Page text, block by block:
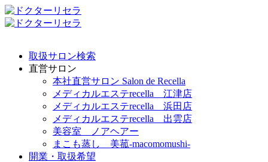
取扱サロン検索
直営サロン
本社直営サロン Salon de Recella
メディカルエステrecella 江津店
メディカルエステrecella 浜田店
メディカルエステrecella 出雲店
美容室 ノアヘアー
まこも蒸し 美菰-macomomushi-
開業・取扱希望